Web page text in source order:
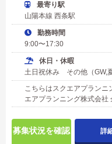
最寄り駅
山陽本線 西条駅
勤務時間
9:00〜17:30
休日・休暇
土日祝休み その他（GW,
こちらはスクエアプランニ
エアプランニング株式会社
募集状況を確認 詳